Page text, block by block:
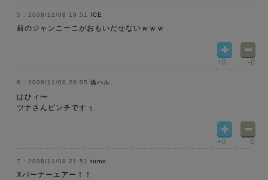
2008/11/08 19:51 ICE
前のジャンニーニがおもいだせないｗｗｗ
+0 -0
2008/11/08 20:05 偽ハル
はひィ〜
ツナさんピンチですぅ
+0 -0
2008/11/08 21:51 tomo
Xバーナーエアー！！